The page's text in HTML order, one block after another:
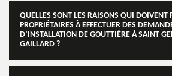
QUELLES SONT LES RAISONS QUI DOIVENT
PROPRIÉTAIRES À EFFECTUER DES
D’INSTALLATION DE GOUTTIÈRE À SAINT
GAILLARD ?